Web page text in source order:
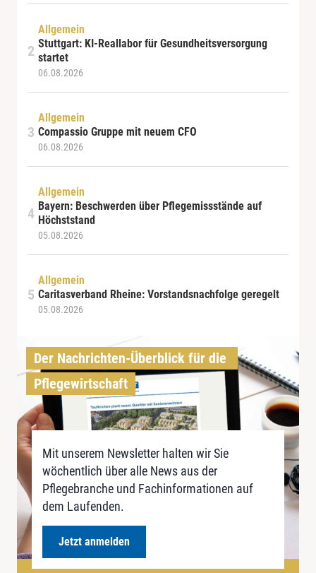
Allgemein
Stuttgart: KI-Reallabor für Gesundheitsversorgung
startet
06.08.2026
Allgemein
Compassio Gruppe mit neuem CFO
06.08.2026
Allgemein
Bayern: Beschwerden über Pflegemissstände auf
Höchststand
05.08.2026
Allgemein
Caritasverband Rheine: Vorstandsnachfolge geregelt
05.08.2026
Der Nachrichten-Überblick für die
Pflegewirtschaft
Mit unserem Newsletter halten wir Sie
wöchentlich über alle News aus der
Pflegebranche und Fachinformationen auf
dem Laufenden.
Jetzt anmelden